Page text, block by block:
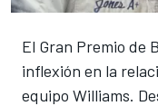
El Gran Premio de
inflexión en la
equipo Williams.